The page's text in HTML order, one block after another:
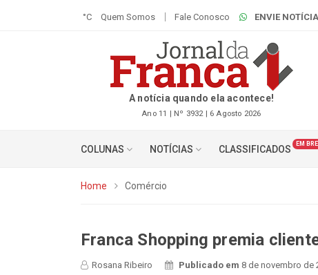
°C Quem Somos Fale Conosco ENVIE
A notícia quando ela acontece!
Ano 11 | Nº 3932 | 6 Agosto 2026
COLUNAS NOTÍCIAS CLASSIFICADOS EM
Home Comércio
Franca Shopping premia
Rosana Ribeiro Publicado em 8 de novembro de